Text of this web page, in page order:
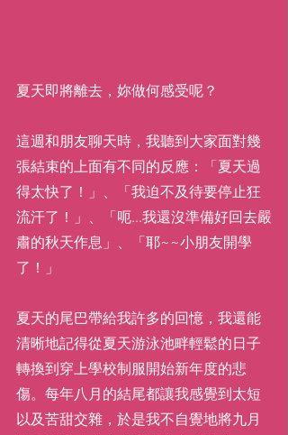
夏天即將離去，妳做何感受呢？
這週和朋友聊天時，我聽到大家面對幾
張結束的上面有不同的反應：「夏天過
得太快了！」、「我迫不及待要停止狂
流汗了！」、「呃...我還沒準備好回去嚴
肅的秋天作息」、「耶~~小朋友開學
了！」
夏天的尾巴帶給我許多的回憶，我還能
清晰地記得從夏天游泳池畔輕鬆的日子
轉換到穿上學校制服開始新年度的悲
傷。每年八月的結尾都讓我感覺到太短
以及苦甜交雜，於是我不自覺地將九月